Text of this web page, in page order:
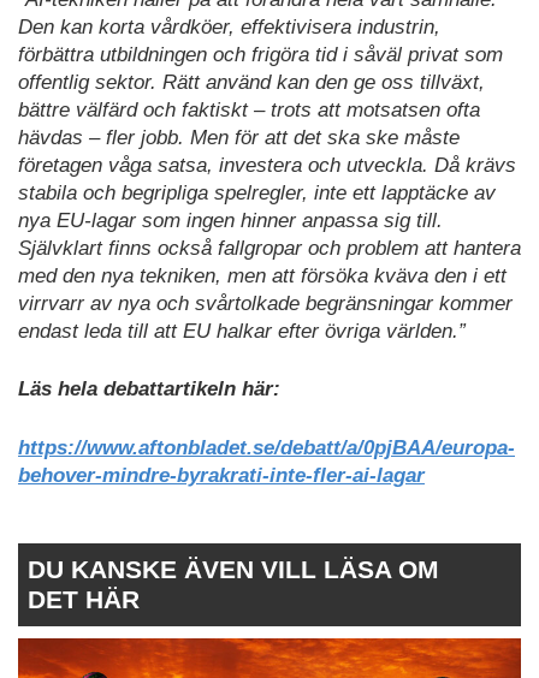
Den kan korta vårdköer, effektivisera industrin,
förbättra utbildningen och frigöra tid i såväl privat som
offentlig sektor. Rätt använd kan den ge oss tillväxt,
bättre välfärd och faktiskt – trots att motsatsen ofta
hävdas – fler jobb. Men för att det ska ske måste
företagen våga satsa, investera och utveckla. Då krävs
stabila och begripliga spelregler, inte ett lapptäcke av
nya EU-lagar som ingen hinner anpassa sig till.
Självklart finns också fallgropar och problem att hantera
med den nya tekniken, men att försöka kväva den i ett
virrvarr av nya och svårtolkade begränsningar kommer
endast leda till att EU halkar efter övriga världen.”
Läs hela debattartikeln här:
https://www.aftonbladet.se/debatt/a/0pjBAA/europa-
behover-mindre-byrakrati-inte-fler-ai-lagar
DU KANSKE ÄVEN VILL LÄSA OM
DET HÄR